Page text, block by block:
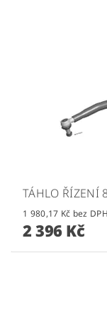
TÁHLO ŘÍZENÍ
1 980,17 Kč bez DPH
2 396 Kč